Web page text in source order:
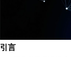
引言